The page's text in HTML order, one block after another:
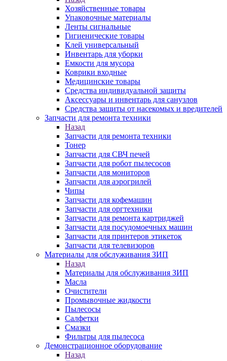
Хозяйственные товары
Упаковочные материалы
Ленты сигнальные
Гигиенические товары
Клей универсальный
Инвентарь для уборки
Емкости для мусора
Коврики входные
Медицинские товары
Средства индивидуальной защиты
Аксессуары и инвентарь для санузлов
Средства защиты от насекомых и вредителей
Запчасти для ремонта техники
Назад
Запчасти для ремонта техники
Тонер
Запчасти для СВЧ печей
Запчасти для робот пылесосов
Запчасти для мониторов
Запчасти для аэрогрилей
Чипы
Запчасти для кофемашин
Запчасти для оргтехники
Запчасти для ремонта картриджей
Запчасти для посудомоечных машин
Запчасти для принтеров этикеток
Запчасти для телевизоров
Материалы для обслуживания ЗИП
Назад
Материалы для обслуживания ЗИП
Масла
Очистители
Промывочные жидкости
Пылесосы
Салфетки
Смазки
Фильтры для пылесоса
Демонстрационное оборудование
Назад